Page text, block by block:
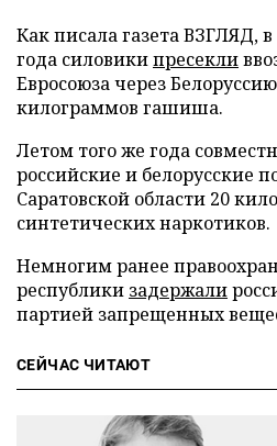
Как писала газета ВЗГЛЯД,
года силовикипресекли
Евросоюза через
килограммов гашиша.
Летом того же года
российские и белорусские
Саратовской области 20
синтетических наркотиков.
Немногим ранее
республики задержали
партией запрещенных
СЕЙЧАС ЧИТАЮТ